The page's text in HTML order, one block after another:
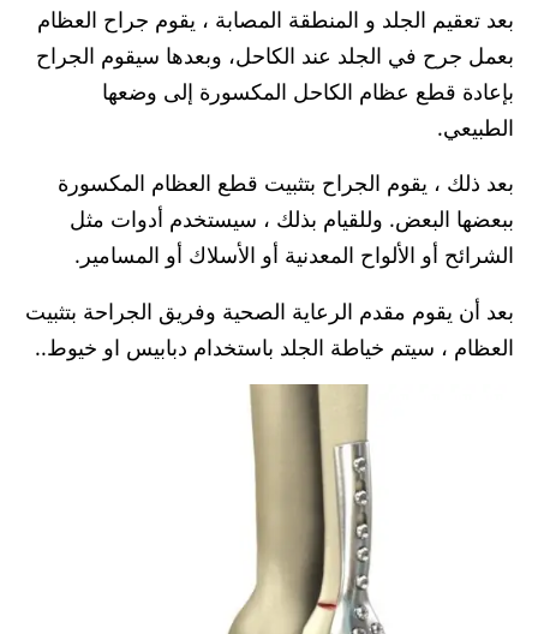
بعد تعقيم الجلد و المنطقة المصابة ، يقوم جراح العظام
بعمل جرح في الجلد عند الكاحل، وبعدها سيقوم الجراح
بإعادة قطع عظام الكاحل المكسورة إلى وضعها
الطبيعي.
بعد ذلك ، يقوم الجراح بتثبيت قطع العظام المكسورة
ببعضها البعض. وللقيام بذلك ، سيستخدم أدوات مثل
الشرائح أو الألواح المعدنية أو الأسلاك أو المسامير.
بعد أن يقوم مقدم الرعاية الصحية وفريق الجراحة بتثبيت
العظام ، سيتم خياطة الجلد باستخدام دبابيس او خيوط..